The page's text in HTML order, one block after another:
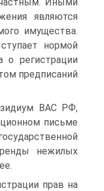
являются
имущества.
нормой
о регистрации
предписаний
ВАС РФ,
письме
нежилых
прав на